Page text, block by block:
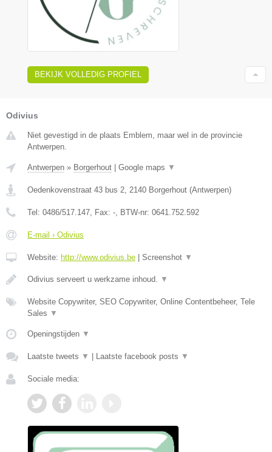
BEKIJK VOLLEDIG PROFIEL
Odivius
Niet gevestigd in de plaats Emblem, maar wel in de provincie
Antwerpen.
Antwerpen » Borgerhout | Google maps ▼
Oedenkovenstraat 43 bus 2 2140 Borgerhout (Antwerpen)
Tel: 0486/517.147 , Fax: - , BTW-nr: 0641.752.592
E-mail › Odivius
Website: http://www.odivius.be | Screenshot ▼
Odivius serveert u werkzame inhoud. ▼
Website Copywriter, SEO Copywriter, Online Contentbeheer, Tele
Sales ▼
Openingstijden ▼
Laatste tweets ▼ | Laatste facebook posts ▼
Sociale media: